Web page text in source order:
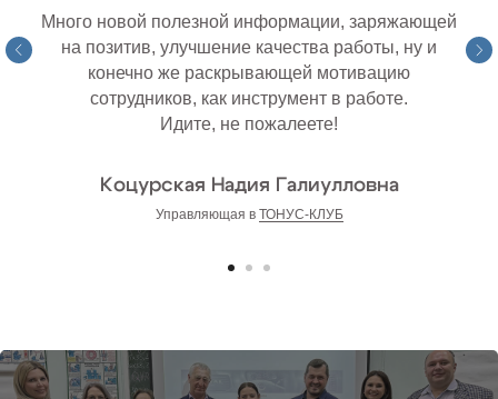
Много новой полезной информации, заряжающей
на позитив, улучшение качества работы, ну и
конечно же раскрывающей мотивацию
сотрудников, как инструмент в работе.
Идите, не пожалеете!
Коцурская Надия Галиулловна
Управляющая в ТОНУС-КЛУБ